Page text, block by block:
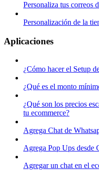
Personaliza tus correos
Personalización de la
Aplicaciones
¿Cómo hacer el Setup
¿Qué es el monto
¿Qué son los precios
tu ecommerce?
Agrega Chat de
Agrega Pop Ups desde
Agregar un chat en el